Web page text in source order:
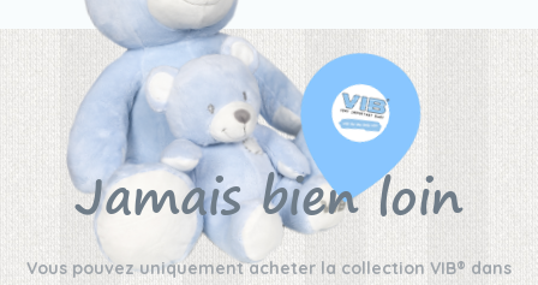
Jamais bien loin
Vous pouvez uniquement acheter la collection VIB® dans